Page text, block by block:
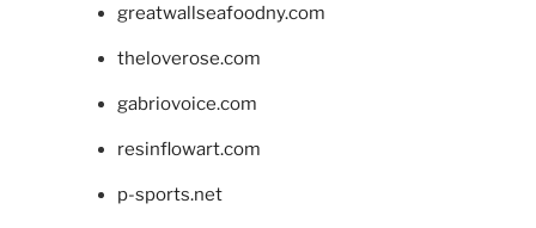
greatwallseafoodny.com
theloverose.com
gabriovoice.com
resinflowart.com
p-sports.net